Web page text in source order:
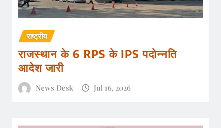
राष्ट्रीय
राजस्थान के 6 RPS के IPS पदोन्नति
आदेश जारी
News Desk Jul 16, 2026